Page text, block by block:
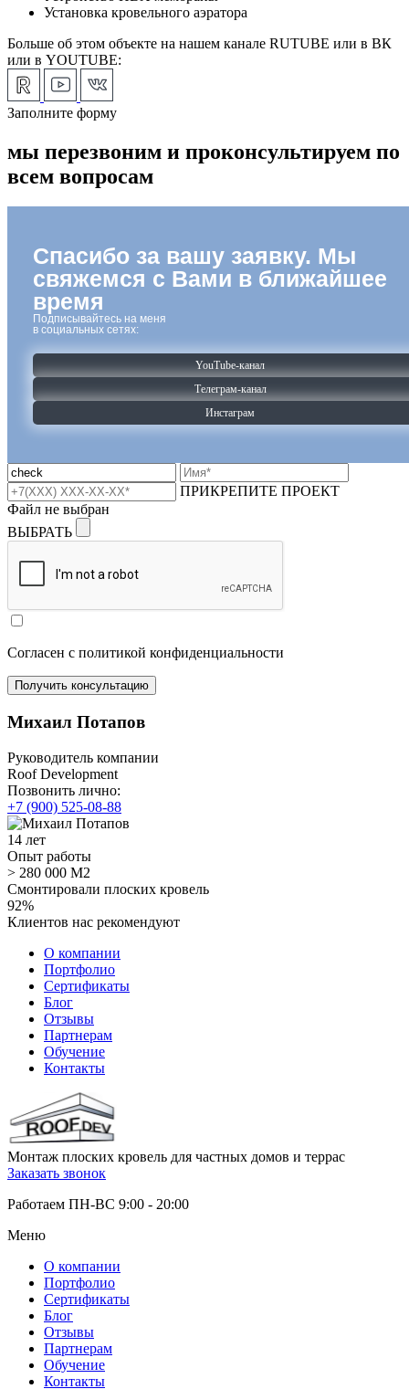
Установка кровельного аэратора
Больше об этом объекте на нашем канале RUTUBE или в ВК
или в YOUTUBE:
Заполните форму
мы перезвоним и проконсультируем по
всем вопросам
Спасибо за вашу заявку. Мы
свяжемся с Вами в ближайшее
время
Подписывайтесь на меня
в социальных сетях:
YouTube-канал
Телеграм-канал
Инстаграм
ПРИКРЕПИТЕ ПРОЕКТ
Файл не выбран
ВЫБРАТЬ
Согласен с политикой конфиденциальности
Михаил Потапов
Руководитель компании
Roof Development
Позвонить лично:
+7 (900) 525-08-88
14 лет
Опыт работы
> 280 000 М2
Смонтировали плоских кровель
92%
Клиентов нас рекомендуют
О компании
Портфолио
Сертификаты
Блог
Отзывы
Партнерам
Обучение
Контакты
Монтаж плоских кровель для частных домов и террас
Заказать звонок
Работаем ПН-ВС 9:00 - 20:00
Меню
О компании
Портфолио
Сертификаты
Блог
Отзывы
Партнерам
Обучение
Контакты